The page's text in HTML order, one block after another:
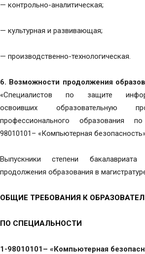
— контрольно-аналитическая;
— культурная и развивающая;
— производственно-технологическая.
6. Возможности продолжения
«Специалистов по защите
освоивших образовательную
профессионального образования
98010101– «Компьютерная
Выпускники степени
продолжения образования в
ОБЩИЕ ТРЕБОВАНИЯ К
ПО СПЕЦИАЛЬНОСТИ
1-98010101– «Компьютерная